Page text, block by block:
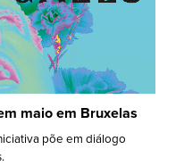
maio em Bruxelas
põe em diálogo